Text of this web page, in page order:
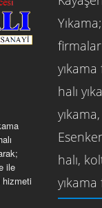
ile
hizmeti
halı
halı,
yıkama